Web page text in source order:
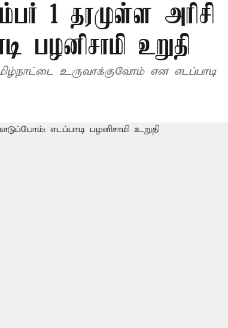
1 தரமுள்ள அரிசி
பழனிசாமி உறுதி
உருவாக்குவோம் என எடப்பாடி